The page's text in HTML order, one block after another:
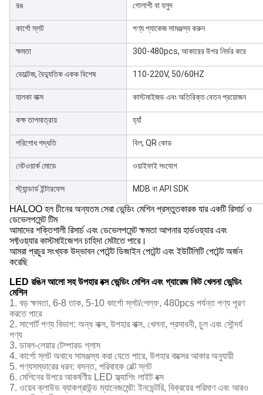
রঙ গোলাপী বা হলুদ
কার্গো স্লট পণ্য প্যাকেজ সামঞ্জস্য করুন
ক্ষমতা 300-480pcs, আকারের উপর নির্ভর করে
ভোল্টেজ, বৈদ্যুতিক একক বিশেষ 110-220V, 50/60HZ
হালকা বাক্স কাস্টমাইজড এবং অতিরিক্ত বেতন প্রয়োজন
কক্ষ তাপমাত্রায় হ্যাঁ
পরিশোধ পদ্ধতি বিল, QR কোড
নেটওয়ার্ক মোডে ওয়াইফাই সংযোগ
স্ট্যান্ডার্ড ইন্টারফেস MDB বা API SDK
HALOO হল চীনের অন্যতম সেরা ভেন্ডিং মেশিন প্রস্তুতকারক যার একটি রিসার্চ ও
ডেভেলপমেন্ট টিম
আমাদের শক্তিশালী রিসার্চ এবং ডেভেলপমেন্ট ক্ষমতা আপনার হার্ডওয়্যার এবং
সফ্টওয়্যার কাস্টমাইজেশন চাহিদা মেটাতে পারে।
আমরা প্রচুর সংখ্যক উদ্ভাবন পেটেন্ট ডিজাইন পেটেন্ট এবং ইউটিলিটি পেটেন্ট অর্জন
করেছি
LED রঙিন আলো সহ উপহার বক্স ভেন্ডিং মেশিন এবং গ্যারেজ কিট খেলনা ভেন্ডিং
মেশিন
1. বড় ক্ষমতা, 6-8 তাক, 5-10 কার্গো স্লট/শেল্ফ, 480pcs পর্যন্ত পণ্য পূরণ
করতে পারে
2. সাপোর্ট পণ্য বিভাগ: অন্ধ বাক্স, উপহার বাক্স, খেলনা, প্রসাধনী, চুল এবং সৌন্দর্য
পণ্য
3. ডাবল-লেয়ার টেম্পারড গ্লাস
4. কার্গো স্লট অবাধে সামঞ্জস্য করা যেতে পারে, উপহার বাক্সের আকার অনুযায়ী
5. পণ্যসম্ভারের ধরন: বসন্ত, পরিবাহক বেল্ট স্লট
6. মেশিনের উপরে আকর্ষণীয় LED ফ্ল্যাশিং লাইট বক্স
7. ওয়েব ক্লাউড ব্যাকগ্রাউন্ড ম্যানেজমেন্ট: ইনভেন্টরি, বিক্রয়ের পরিমাণ এবং আরও